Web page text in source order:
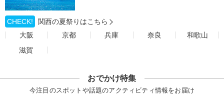
CHECK!
関西の夏祭りはこちら
大阪
京都 兵庫 奈良
和歌山
滋賀
おでかけ特集
今注目のスポットや話題のアクティビティ情報をお届け